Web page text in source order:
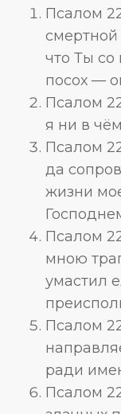
Псалом
смертной
что Ты со
посох —
Псалом
я ни в
Псалом
да
жизни
Псалом
мною
умастил
Псалом
ради
Псалом